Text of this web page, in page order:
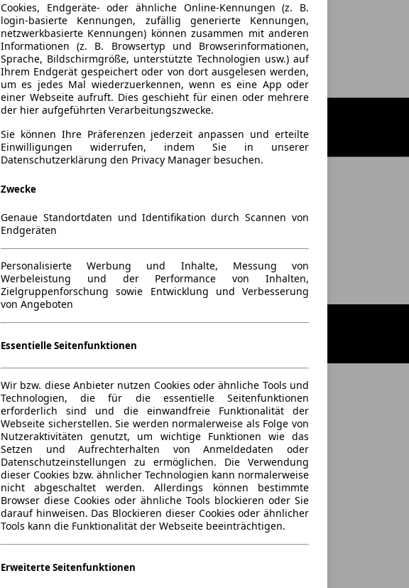
Cookies, Endgeräte- oder ähnliche Online-Kennungen (z. B.
login-basierte Kennungen, zufällig generierte Kennungen,
netzwerkbasierte Kennungen) können zusammen mit anderen
Informationen (z. B. Browsertyp und Browserinformationen,
Sprache, Bildschirmgröße, unterstützte Technologien usw.) auf
Ihrem Endgerät gespeichert oder von dort ausgelesen werden,
um es jedes Mal wiederzuerkennen, wenn es eine App oder
einer Webseite aufruft. Dies geschieht für einen oder mehrere
der hier aufgeführten Verarbeitungszwecke.
Sie können Ihre Präferenzen jederzeit anpassen und erteilte
Einwilligungen widerrufen, indem Sie in unserer
Datenschutzerklärung den Privacy Manager besuchen.
Zwecke
Genaue Standortdaten und Identifikation durch Scannen von
Endgeräten
Personalisierte Werbung und Inhalte, Messung von
Werbeleistung und der Performance von Inhalten,
Zielgruppenforschung sowie Entwicklung und Verbesserung
von Angeboten
Essentielle Seitenfunktionen
Wir bzw. diese Anbieter nutzen Cookies oder ähnliche Tools und
Technologien, die für die essentielle Seitenfunktionen
erforderlich sind und die einwandfreie Funktionalität der
Webseite sicherstellen. Sie werden normalerweise als Folge von
Nutzeraktivitäten genutzt, um wichtige Funktionen wie das
Setzen und Aufrechterhalten von Anmeldedaten oder
Datenschutzeinstellungen zu ermöglichen. Die Verwendung
dieser Cookies bzw. ähnlicher Technologien kann normalerweise
nicht abgeschaltet werden. Allerdings können bestimmte
Browser diese Cookies oder ähnliche Tools blockieren oder Sie
darauf hinweisen. Das Blockieren dieser Cookies oder ähnlicher
Tools kann die Funktionalität der Webseite beeinträchtigen.
Erweiterte Seitenfunktionen